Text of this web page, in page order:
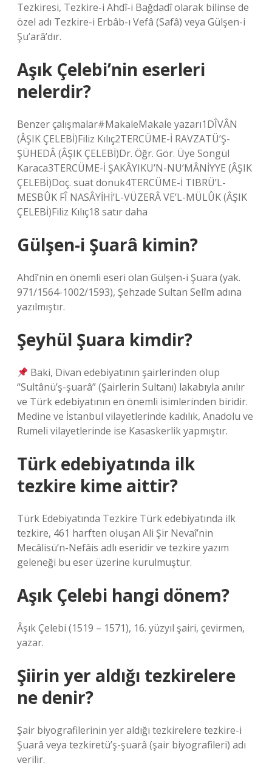
Tezkiresi, Tezkire-i Ahdî-i Bağdadî olarak bilinse de
özel adı Tezkire-i Erbâb-ı Vefâ (Safâ) veya Gülşen-i
Şu’arâ’dır.
Aşık Çelebi’nin eserleri
nelerdir?
Benzer çalışmalar#MakaleMakale yazarı1DÎVÂN
(ÂŞIK ÇELEBİ)Filiz Kılıç2TERCÜME-İ RAVZATÜ’Ş-
ŞÜHEDÂ (ÂŞIK ÇELEBİ)Dr. Öğr. Gör. Üye Songül
Karaca3TERCÜME-İ ŞAKÂYIKU’N-NU’MÂNİYYE (ÂŞIK
ÇELEBİ)Doç. suat donuk4TERCÜME-İ TIBRÜ’L-
MESBÛK FÎ NASÂYİHİ’L-VÜZERÂ VE’L-MÜLÛK (ÂŞIK
ÇELEBİ)Filiz Kılıç18 satır daha
Gülşen-i Şuarâ kimin?
Ahdî’nin en önemli eseri olan Gülşen-i Şuara (yak.
971/1564-1002/1593), Şehzade Sultan Selîm adına
yazılmıştır.
Şeyhül Şuara kimdir?
Baki, Divan edebiyatının şairlerinden olup
“Sultânü’ş-şuarâ” (Şairlerin Sultanı) lakabıyla anılır
ve Türk edebiyatının en önemli isimlerinden biridir.
Medine ve İstanbul vilayetlerinde kadılık, Anadolu ve
Rumeli vilayetlerinde ise Kasaskerlik yapmıştır.
Türk edebiyatında ilk
tezkire kime aittir?
Türk Edebiyatında Tezkire Türk edebiyatında ilk
tezkire, 461 harften oluşan Ali Şir Nevaî’nin
Mecâlisü’n-Nefâis adlı eseridir ve tezkire yazım
geleneği bu eser üzerine kurulmuştur.
Aşık Çelebi hangi dönem?
Âşık Çelebi (1519 – 1571), 16. yüzyıl şairi, çevirmen,
yazar.
Şiirin yer aldığı tezkirelere
ne denir?
Şair biyografilerinin yer aldığı tezkirelere tezkire-i
Şuarâ veya tezkiretü’ş-şuarâ (şair biyografileri) adı
verilir.